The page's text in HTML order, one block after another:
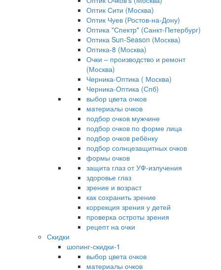
Оптик Сити (Москва)
Оптик Чуев (Ростов-на-Дону)
Оптика "Спектр" (Санкт-Петербург)
Оптика Sun-Season (Москва)
Оптика-8 (Москва)
Очки – производство и ремонт
(Москва)
Черника-Оптика ( Москва)
Черника-Оптика (Спб)
выбор цвета очков
материалы очков
подбор очков мужчине
подбор очков по форме лица
подбор очков ребёнку
подбор солнцезащитных очков
формы очков
защита глаз от УФ-излучения
здоровье глаз
зрение и возраст
как сохранить зрение
коррекция зрения у детей
проверка остроты зрения
рецепт на очки
Скидки
шопинг-скидки-1
выбор цвета очков
материалы очков